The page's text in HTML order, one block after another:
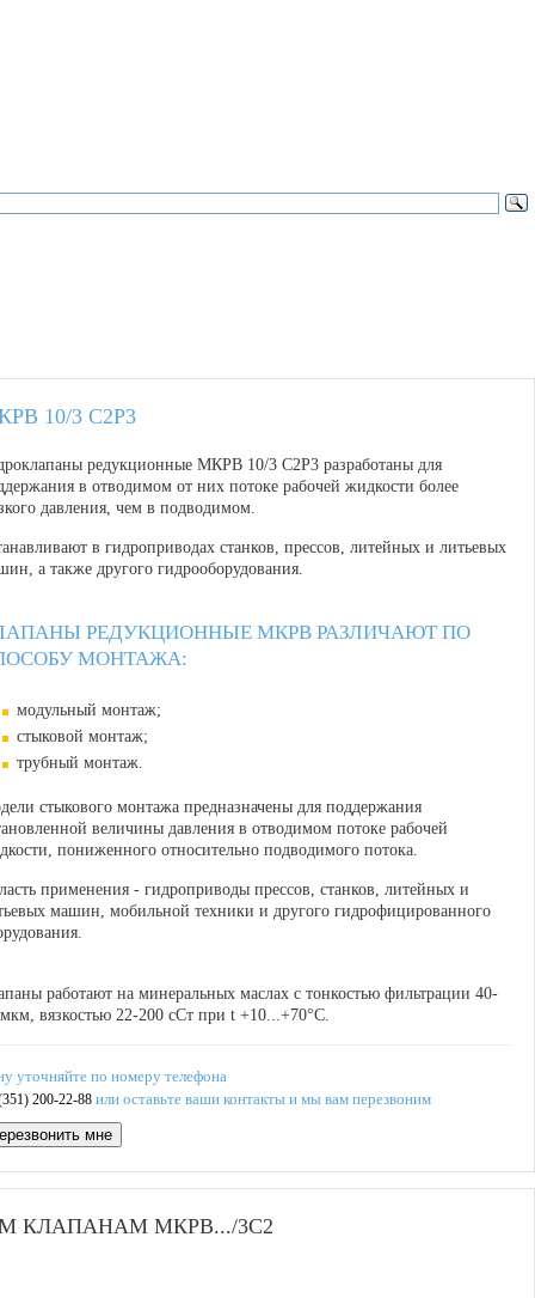
10/3 С2Р3
редукционные МКРВ 10/3 С2Р3 разработаны для
в отводимом от них потоке рабочей жидкости более
давления, чем в подводимом.
в гидроприводах станков, прессов, литейных и литьевых
а также другого гидрооборудования.
РЕДУКЦИОННЫЕ МКРВ РАЗЛИЧАЮТ ПО
МОНТАЖА:
модульный монтаж;
стыковой монтаж;
трубный монтаж.
стыкового монтажа предназначены для поддержания
величины давления в отводимом потоке рабочей
пониженного относительно подводимого потока.
применения - гидроприводы прессов, станков, литейных и
машин, мобильной техники и другого гидрофицированного
работают на минеральных маслах с тонкостью фильтрации 40-
вязкостью 22-200 сСт при t +10...+70°С.
уточняйте по номеру телефона
200-22-88 или оставьте ваши контакты и мы вам перезвоним
мне
КЛАПАНАМ МКРВ.../3С2